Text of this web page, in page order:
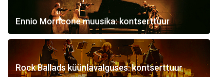
Ennio Morricone muusika: kontserttuur
Rock Ballads küünlavalguses: kontserttuur